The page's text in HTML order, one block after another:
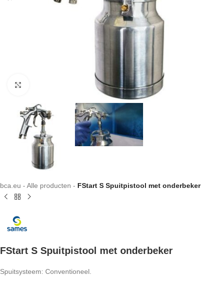
bca.eu - Alle producten - FStart S Spuitpistool met onderbeker
FStart S Spuitpistool met onderbeker
Spuitsysteem: Conventioneel.